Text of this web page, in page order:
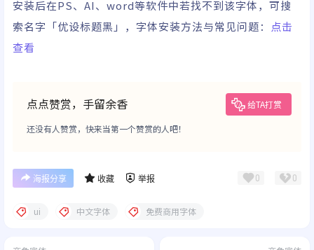
安装后在PS、AI、word等软件中若找不到该字体，可搜
索名字「优设标题黑」，字体安装方法与常见问题： 点击
查看
点点赞赏，手留余香 给TA打赏
还没有人赞赏，快来当第一个赞赏的人吧！
海报分享 收藏 举报 0 0
ui 中文字体 免费商用字体